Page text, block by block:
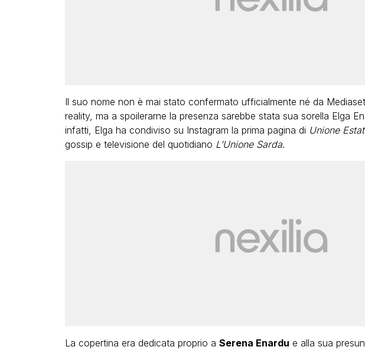
Il suo nome non è mai stato confermato ufficialmente né da
reality, ma a spoilerarne la presenza sarebbe stata sua sorella Elga
infatti, Elga ha condiviso su Instagram la prima pagina di Unione
gossip e televisione del quotidiano L’Unione Sarda.
La copertina era dedicata proprio a Serena Enardu e alla sua
dive compie 15 anni: il video